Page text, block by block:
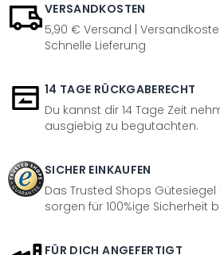
VERSANDKOSTEN
5,90 € Versand |
Schnelle Lieferung
14 TAGE RÜCKGABERECHT
Du kannst dir 14 Tage Zeit
ausgiebig zu begutachten.
SICHER EINKAUFEN
Das Trusted Shops
sorgen für 100%ige Sicherheit
FÜR DICH ANGEFERTIGT